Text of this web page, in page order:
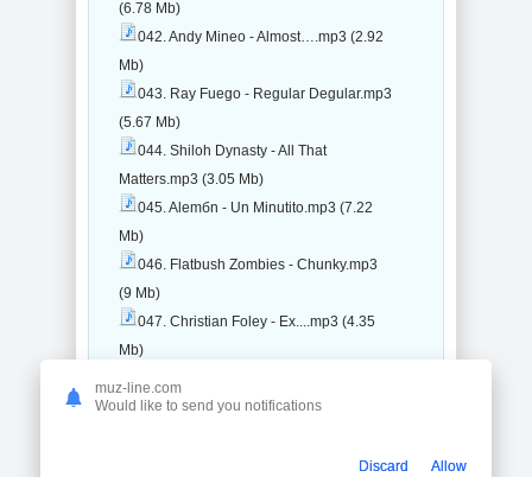
(6.78 Mb)
042. Andy Mineo - Almost….mp3 (2.92
Mb)
043. Ray Fuego - Regular Degular.mp3
(5.67 Mb)
044. Shiloh Dynasty - All That
Matters.mp3 (3.05 Mb)
045. Alemбn - Un Minutito.mp3 (7.22
Mb)
046. Flatbush Zombies - Chunky.mp3
(9 Mb)
047. Christian Foley - Ex....mp3 (4.35
Mb)
Mb)
muz-line.com
Would like to send you notifications
Discard Allow